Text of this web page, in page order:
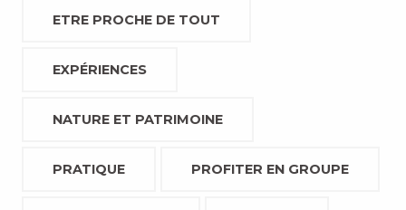
ETRE PROCHE DE TOUT
EXPÉRIENCES
NATURE ET PATRIMOINE
PRATIQUE PROFITER EN GROUPE